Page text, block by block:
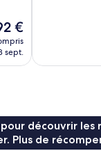
nouveau
€
sept.
découvrir
Plus de